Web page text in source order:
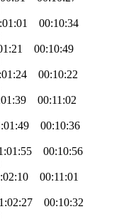
00:10:34
00:10:49
00:10:22
00:11:02
00:10:36
00:10:56
00:11:01
00:10:32